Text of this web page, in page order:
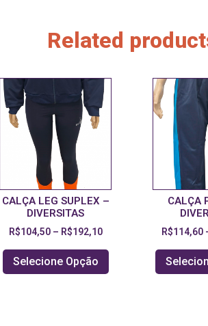
Related
CALÇA LEG SUPLEX –
DIVERSITAS
R$104,50– R$192,10
Selecione Opção
CALÇA
R$114,60